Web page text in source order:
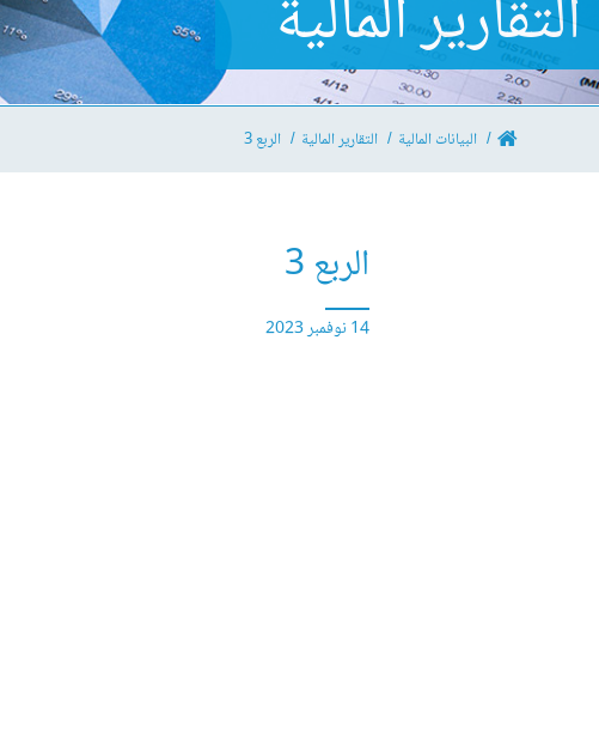
التقارير المالية
البيانات المالية التقارير المالية الربع 3
الربع 3
14 نوفمبر 2023